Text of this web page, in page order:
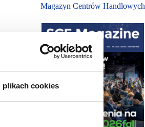
plikach cookies
Magazyn Centrów Handlowych